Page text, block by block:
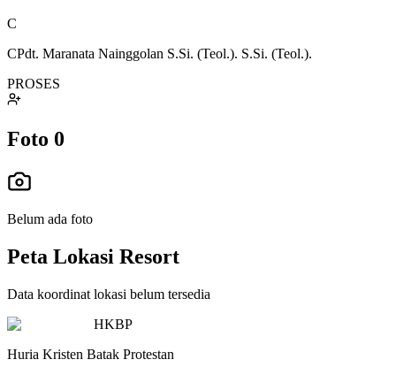
C
CPdt. Maranata Nainggolan S.Si. (Teol.). S.Si. (Teol.).
PROSES
Foto 0
Belum ada foto
Peta Lokasi Resort
Data koordinat lokasi belum tersedia
HKBP
Huria Kristen Batak Protestan